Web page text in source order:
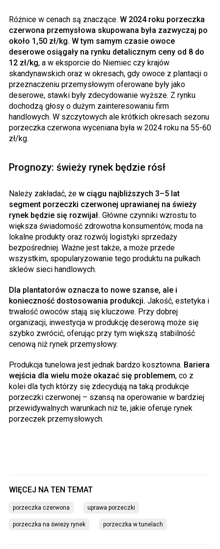
Różnice w cenach są znaczące. W 2024 roku porzeczka
czerwona przemysłowa skupowana była zazwyczaj po
około 1,50 zł/kg. W tym samym czasie owoce
deserowe osiągały na rynku detalicznym ceny od 8 do
12 zł/kg, a w eksporcie do Niemiec czy krajów
skandynawskich oraz w okresach, gdy owoce z plantacji o
przeznaczeniu przemysłowym oferowane były jako
deserowe, stawki były zdecydowanie wyższe. Z rynku
dochodzą głosy o dużym zainteresowaniu firm
handlowych. W szczytowych ale krótkich okresach sezonu
porzeczka czerwona wyceniana była w 2024 roku na 55-60
zł/kg.
Prognozy: świeży rynek będzie rósł
Należy zakładać, że w ciągu najbliższych 3–5 lat
segment porzeczki czerwonej uprawianej na świeży
rynek będzie się rozwijał. Główne czynniki wzrostu to
większa świadomość zdrowotna konsumentów, moda na
lokalne produkty oraz rozwój logistyki sprzedaży
bezpośredniej. Ważne jest także, a może przede
wszystkim, spopularyzowanie tego produktu na pułkach
skleów sieci handlowych.
Dla plantatorów oznacza to nowe szanse, ale i
konieczność dostosowania produkcji. Jakość, estetyka i
trwałość owoców stają się kluczowe. Przy dobrej
organizacji, inwestycja w produkcję deserową może się
szybko zwrócić, oferując przy tym większą stabilność
cenową niż rynek przemysłowy.
Produkcja tunelowa jest jednak bardzo kosztowna. Bariera
wejścia dla wielu może okazać się problemem, co z
kolei dla tych którzy się zdecydują na taką produkcje
porzeczki czerwonej – szansą na operowanie w bardziej
przewidywalnych warunkach niż te, jakie oferuje rynek
porzeczek przemysłowych.
porzeczka czerwona uprawa porzeczki
porzeczka na świeży rynek porzeczka w tunelach